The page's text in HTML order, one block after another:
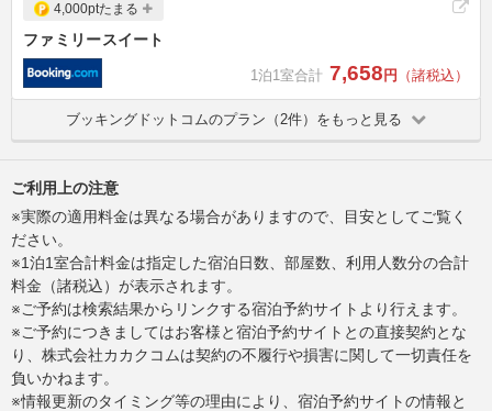
4,000ptたまる
ファミリースイート
1泊1室合計 7,658 円 （諸税込）
ブッキングドットコムのプラン（2件）をもっと見る
ご利用上の注意
※実際の適用料金は異なる場合がありますので、目安としてご覧く
ださい。
※1泊1室合計料金は指定した宿泊日数、部屋数、利用人数分の合計
料金（諸税込）が表示されます。
※ご予約は検索結果からリンクする宿泊予約サイトより行えます。
※ご予約につきましてはお客様と宿泊予約サイトとの直接契約とな
り、株式会社カカクコムは契約の不履行や損害に関して一切責任を
負いかねます。
※情報更新のタイミング等の理由により、宿泊予約サイトの情報と